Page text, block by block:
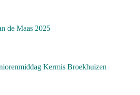
de Maas 2025
Kermis Broekhuizen